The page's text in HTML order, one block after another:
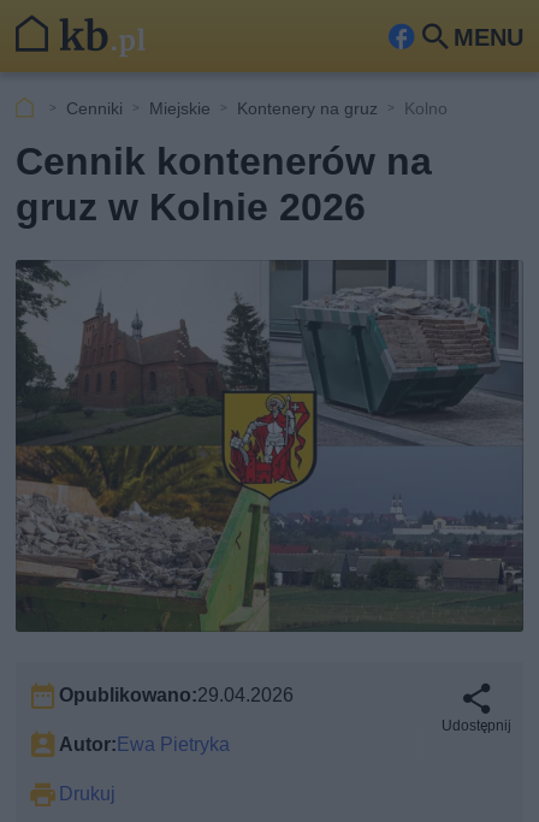
MENU
Fa
ook
Szu
kaj
Cenniki Miejskie Kontenery na gruz Kolno
Cennik kontenerów na
gruz w Kolnie 2026
Opublikowano:29.04.2026
Autor: Ewa Pietryka
Drukuj
Udostępnij